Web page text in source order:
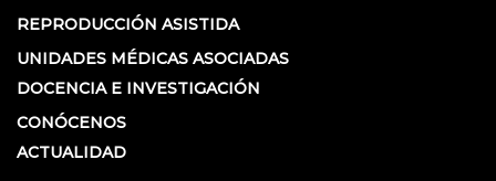
REPRODUCCIÓN ASISTIDA
UNIDADES MÉDICAS ASOCIADAS
DOCENCIA E INVESTIGACIÓN
CONÓCENOS
ACTUALIDAD